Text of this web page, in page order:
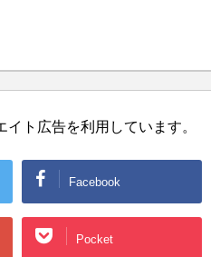
ト広告を利用しています。
Facebook
Pocket